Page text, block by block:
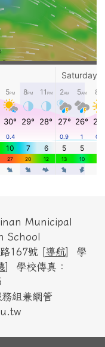
Municipal
School
167號 [導航] 學
] 學校傳真：
組兼網管